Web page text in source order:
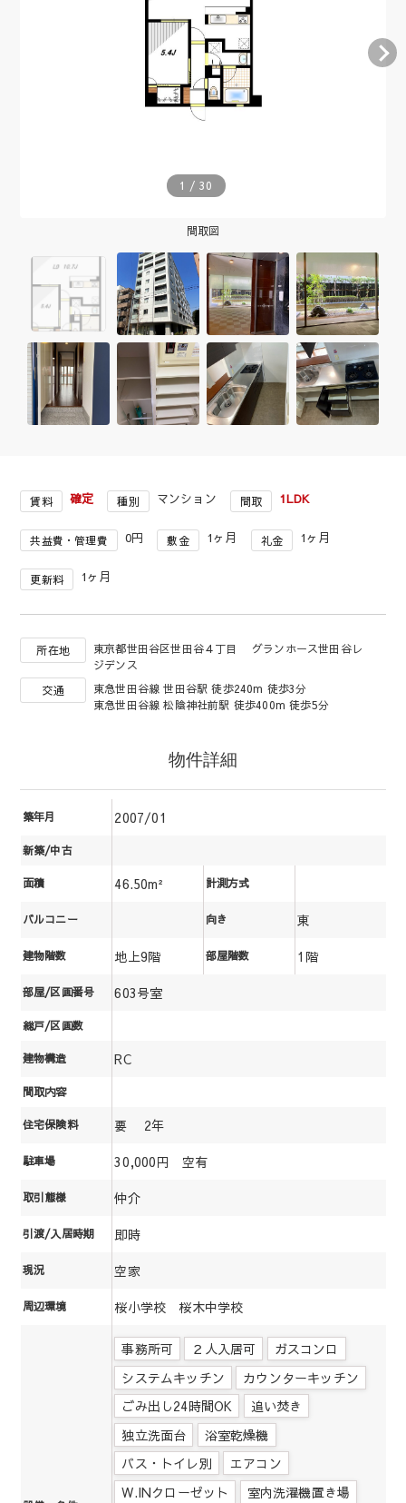
間取図
1 / 30
賃料 確定 種別 マンション 間取 1LDK
共益費・管理費 0円 敷金 1ヶ月 礼金 1ヶ月
更新料 1ヶ月
所在地
東京都世田谷区世田谷４丁目 グランホース世田谷レ
ジデンス
交通
東急世田谷線 世田谷駅 徒歩240m 徒歩3分
東急世田谷線 松陰神社前駅 徒歩400m 徒歩5分
物件詳細
築年月 2007/01
新築/中古
面積 46.50m² 計測方式
バルコニー 向き 東
建物階数 地上9階 部屋階数 1階
部屋/区画番号 603号室
総戸/区画数
建物構造 RC
間取内容
住宅保険料 要 2年
駐車場 30,000円 空有
取引態様 仲介
引渡/入居時期 即時
現況 空家
周辺環境 桜小学校 桜木中学校
事務所可 ２人入居可
ガスコンロ
システムキッチン
カウンターキッチン
ごみ出し24時間OK
追い焚き
独立洗面台
浴室乾燥機
バス・トイレ別
エアコン
W.INクローゼット
室内洗濯機置き場